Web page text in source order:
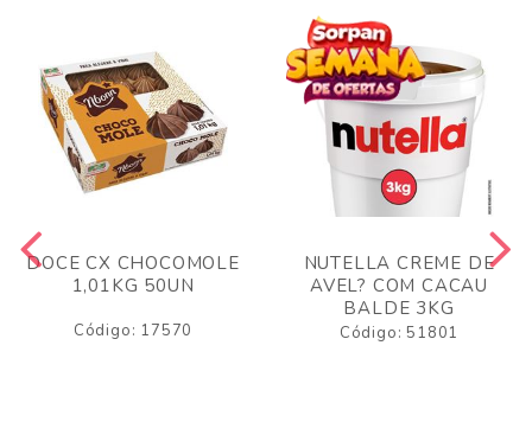
DOCE CX CHOCOMOLE
1,01KG 50UN
Código: 17570
NUTELLA CREME DE
AVEL? COM CACAU
BALDE 3KG
Código: 51801